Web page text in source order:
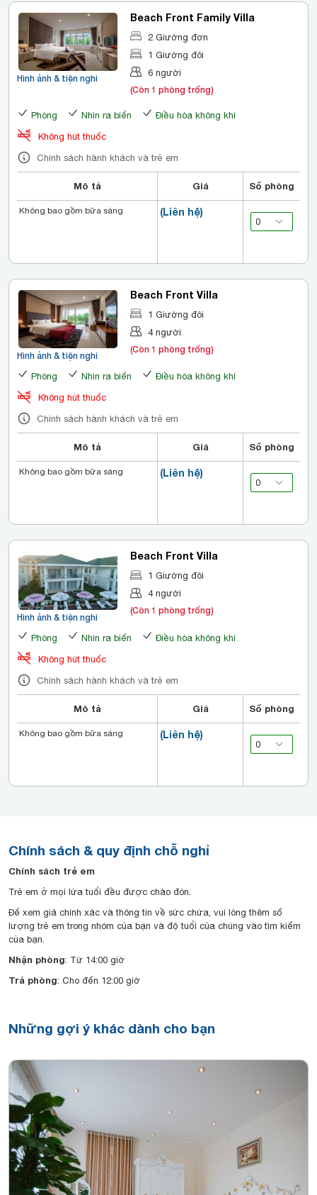
Hình ảnh & tiện nghi
Beach Front Family Villa
2 Giường đơn
1 Giường đôi
6 người
(Còn 1 phòng trống)
Phòng Nhìn ra biển
Điều hòa không khí
Không hút thuốc
Chính sách hành khách và trẻ em
Mô tả Giá Số phòng
(Liên hệ)
Không bao gồm bữa sáng
Hình ảnh & tiện nghi
Beach Front Villa
1 Giường đôi
4 người
(Còn 1 phòng trống)
Phòng Nhìn ra biển
Điều hòa không khí
Không hút thuốc
Chính sách hành khách và trẻ em
Mô tả Giá Số phòng
(Liên hệ)
Không bao gồm bữa sáng
Hình ảnh & tiện nghi
Beach Front Villa
1 Giường đôi
4 người
(Còn 1 phòng trống)
Phòng Nhìn ra biển
Điều hòa không khí
Không hút thuốc
Chính sách hành khách và trẻ em
Mô tả Giá Số phòng
(Liên hệ)
Không bao gồm bữa sáng
Chính sách & quy định chỗ nghỉ
Chính sách trẻ em
Trẻ em ở mọi lứa tuổi đều được chào đón.
Để xem giá chính xác và thông tin về sức chứa, vui lòng thêm số
lượng trẻ em trong nhóm của bạn và độ tuổi của chúng vào tìm kiếm
của bạn.
Nhận phòng: Từ 14:00 giờ
Trả phòng: Cho đến 12:00 giờ
Những gợi ý khác dành cho bạn